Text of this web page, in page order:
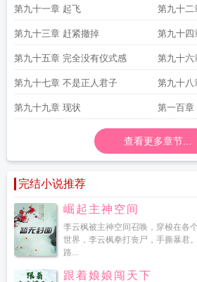
第九十一章 起飞 第九十二
第九十三章 赶紧撤掉 第九十四
第九十五章 完全没有仪式感 第九十六
借口
第九十七章 不是正人君子 第九十八
第九十九章 现状 第一百章
查看更多章节...
完结小说推荐
崛起主神空间
李云枫被主神空间召唤，穿梭在各
世界，李云枫拳打丧尸，手撕暴君
路...
跟着娘娘闯天下